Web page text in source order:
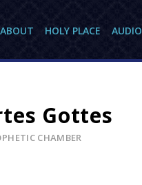
ABOUT HOLY PLACE
Gottes
CHAMBER